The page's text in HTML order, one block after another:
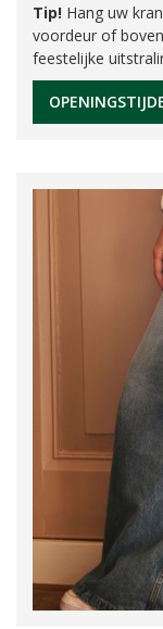
Tip! Hang uw
voordeur of
feestelijke